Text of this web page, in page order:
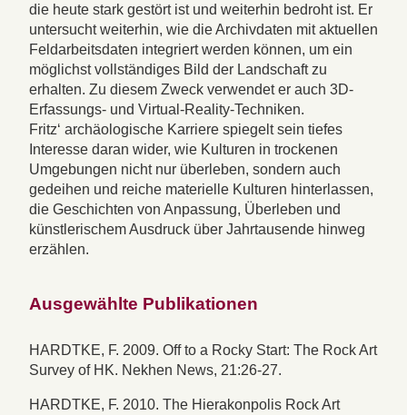
die heute stark gestört ist und weiterhin bedroht ist. Er
untersucht weiterhin, wie die Archivdaten mit aktuellen
Feldarbeitsdaten integriert werden können, um ein
möglichst vollständiges Bild der Landschaft zu
erhalten. Zu diesem Zweck verwendet er auch 3D-
Erfassungs- und Virtual-Reality-Techniken.
Fritz‘ archäologische Karriere spiegelt sein tiefes
Interesse daran wider, wie Kulturen in trockenen
Umgebungen nicht nur überleben, sondern auch
gedeihen und reiche materielle Kulturen hinterlassen,
die Geschichten von Anpassung, Überleben und
künstlerischem Ausdruck über Jahrtausende hinweg
erzählen.
Ausgewählte Publikationen
HARDTKE, F. 2009. Off to a Rocky Start: The Rock Art
Survey of HK. Nekhen News, 21:26-27.
HARDTKE, F. 2010. The Hierakonpolis Rock Art